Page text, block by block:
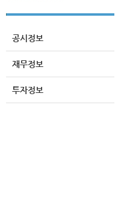
공시정보
재무정보
투자정보